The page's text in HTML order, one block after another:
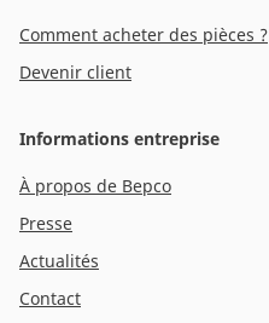
Comment acheter des pièces ?
Devenir client
Informations entreprise
À propos de Bepco
Presse
Actualités
Contact